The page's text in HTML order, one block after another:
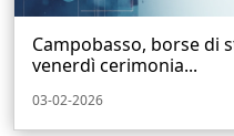
Campobasso, borse di
venerdì cerimonia...
03-02-2026